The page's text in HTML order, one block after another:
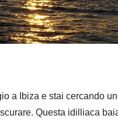
a Ibiza e stai cercando
Questa idilliaca